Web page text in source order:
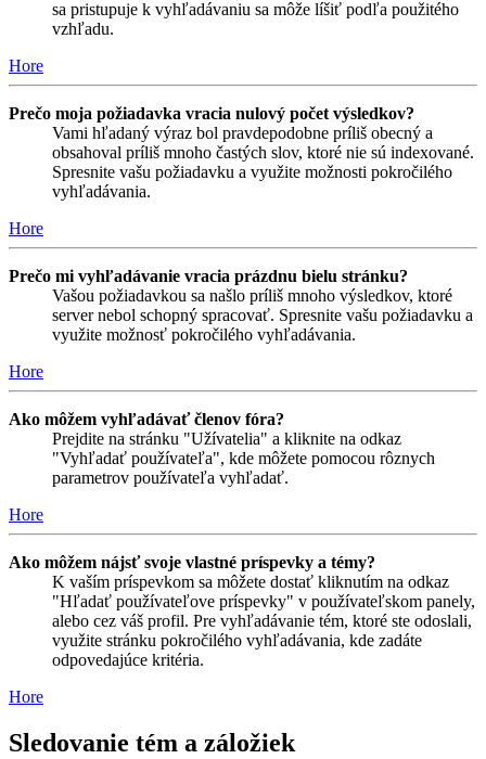
sa pristupuje k vyhľadávaniu sa môže líšiť podľa použitého
vzhľadu.
Hore
Prečo moja požiadavka vracia nulový počet výsledkov?
Vami hľadaný výraz bol pravdepodobne príliš obecný a
obsahoval príliš mnoho častých slov, ktoré nie sú indexované.
Spresnite vašu požiadavku a využite možnosti pokročilého
vyhľadávania.
Hore
Prečo mi vyhľadávanie vracia prázdnu bielu stránku?
Vašou požiadavkou sa našlo príliš mnoho výsledkov, ktoré
server nebol schopný spracovať. Spresnite vašu požiadavku a
využite možnosť pokročilého vyhľadávania.
Hore
Ako môžem vyhľadávať členov fóra?
Prejdite na stránku "Užívatelia" a kliknite na odkaz
"Vyhľadať používateľa", kde môžete pomocou rôznych
parametrov používateľa vyhľadať.
Hore
Ako môžem nájsť svoje vlastné príspevky a témy?
K vaším príspevkom sa môžete dostať kliknutím na odkaz
"Hľadať používateľove príspevky" v používateľskom panely,
alebo cez váš profil. Pre vyhľadávanie tém, ktoré ste odoslali,
využite stránku pokročilého vyhľadávania, kde zadáte
odpovedajúce kritéria.
Hore
Sledovanie tém a záložiek